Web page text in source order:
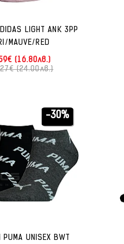
LIGHT ANK 3PP
MAUVE/RED
(16.80лв.)
(24.00лв.)
-30%
UNISEX BWT